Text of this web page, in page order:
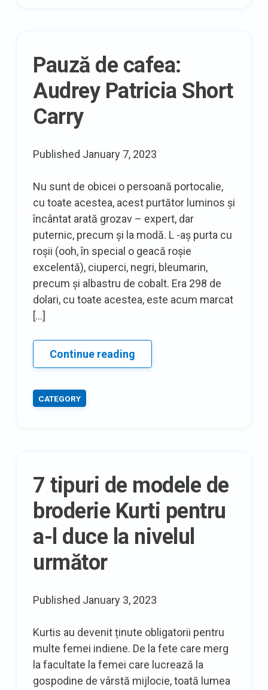
Pauză de cafea:
Audrey Patricia Short
Carry
Published January 7, 2023
Nu sunt de obicei o persoană portocalie,
cu toate acestea, acest purtător luminos și
încântat arată grozav – expert, dar
puternic, precum și la modă. L -aș purta cu
roșii (ooh, în special o geacă roșie
excelentă), ciuperci, negri, bleumarin,
precum și albastru de cobalt. Era 298 de
dolari, cu toate acestea, este acum marcat
[…]
Continue readingPauză
de
CATEGORY
7 tipuri de modele de
broderie Kurti pentru
a-l duce la nivelul
următor
Published January 3, 2023
Kurtis au devenit ținute obligatorii pentru
multe femei indiene. De la fete care merg
la facultate la femei care lucrează la
gospodine de vârstă mijlocie, toată lumea